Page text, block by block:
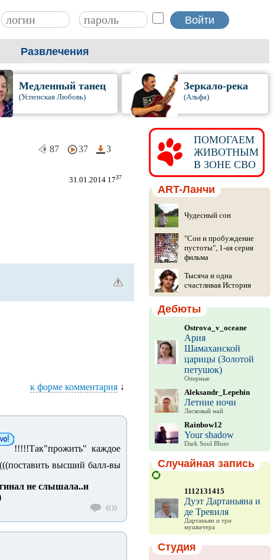
Развлечения
Медленный танец
(Успенская Любовь)
Зеркало-река
(Альфа)
87 37 3
31.01.2014 1737
к форме комментария ↓
!!!!!Так"прожить" каждое
высший балл-вы
не слышала..и
ПОМОГАЕМ
ЖИВОТНЫМ
В ЗОНЕ СВО
ART-Ланчи
Чудесный сон
"Сон и пробуждение
пустоты", 1-ая серия
фильма
Тысяча и одна
счастливая История
Дебюты
Ostrova_v_oceane
Ария
Шамаханской
царицы (Золотой
петушок)
Оперные
Aleksandr_Lepehin
Летние ночи
Ласковый май
Rainbow12
Your shadow
Dark Soul Blues
Случайная запись
1112131415
Дуэт Дартаньяна и
де Тревиля
Дартаньян и три
мушкетера
Студия